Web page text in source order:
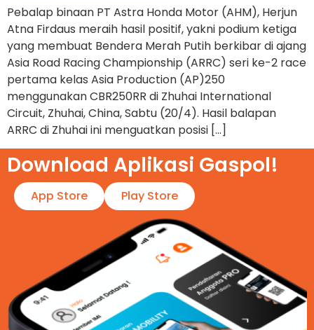
Pebalap binaan PT Astra Honda Motor (AHM), Herjun
Atna Firdaus meraih hasil positif, yakni podium ketiga
yang membuat Bendera Merah Putih berkibar di ajang
Asia Road Racing Championship (ARRC) seri ke-2 race
pertama kelas Asia Production (AP)250
menggunakan CBR250RR di Zhuhai International
Circuit, Zhuhai, China, Sabtu (20/4). Hasil balapan
ARRC di Zhuhai ini menguatkan posisi […]
Download Aplikasi Gaspol!​
App Store Play Store